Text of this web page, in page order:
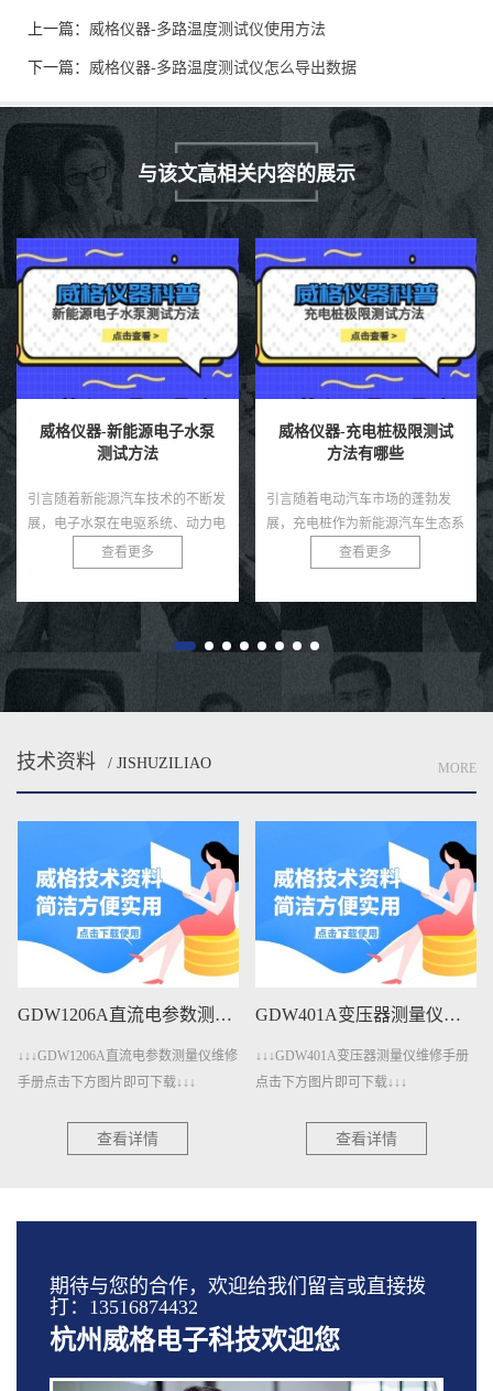
上一篇： 威格仪器-多路温度测试仪使用方法
下一篇： 威格仪器-多路温度测试仪怎么导出数据
与该文高相关内容的展示
威格仪器-新能源电子水泵
测试方法
引言随着新能源汽车技术的不断发
展，电子水泵在电驱系统、动力电
池、热管理模块等环节中起着至关
重要的冷却作用。相比传统机械水
查看更多
威格仪器-充电桩极限测试
方法有哪些
引言随着电动汽车市场的蓬勃发
展，充电桩作为新能源汽车生态系
统的核心基础设施，其性能和可靠
性直接影响用户体验和电网安全。
低...
查看更多
技术资料 / JISHUZILIAO MORE
GDW1206A直流电参数测量仪维修手册下载
↓↓↓GDW1206A直流电参数测量仪维修
手册点击下方图片即可下载↓↓↓
查看详情
GDW401A变压器测量仪维修手册下载
↓↓↓GDW401A变压器测量仪维修手册
点击下方图片即可下载↓↓↓
查看详情
期待与您的合作，欢迎给我们留言或直接拨
打：13516874432
杭州威格电子科技欢迎您